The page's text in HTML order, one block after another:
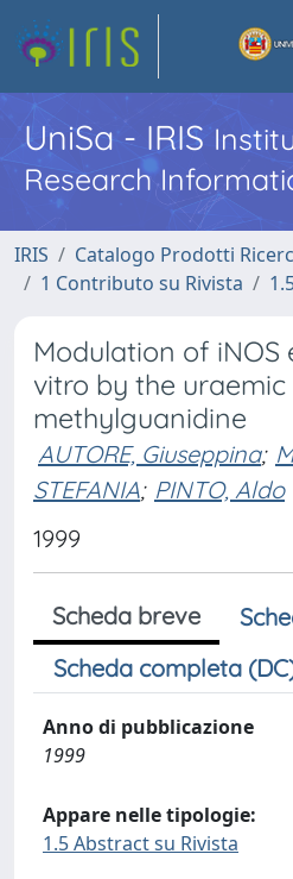
UniSa - IRIS
Research
IRIS
Catalogo Prodotti
1 Contributo su Rivista
Modulation of iNOS
vitro by the
methylguanidine
AUTORE, Giuseppina;
STEFANIA; PINTO, Aldo
1999
Scheda breve
Scheda completa
Anno di pubblicazione
1999
Appare nelle tipologie:
1.5 Abstract su Rivista